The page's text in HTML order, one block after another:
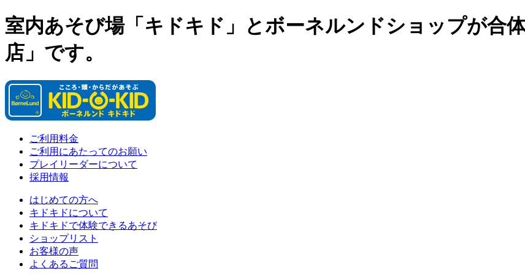
室内あそび場「キドキド」とボーネルンドショップが合
店」です。
ご利用料金
ご利用にあたってのお願い
プレイリーダーについて
採用情報
はじめての方へ
キドキドについて
キドキドで体験できるあそび
ショップリスト
お客様の声
よくあるご質問